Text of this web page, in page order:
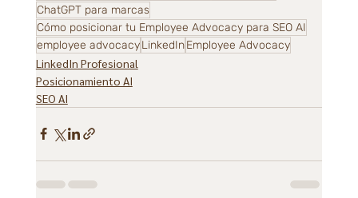
ChatGPT para marcas
Cómo posicionar tu Employee Advocacy para SEO AI
employee advocacyLinkedInEmployee Advocacy
LinkedIn Profesional
Posicionamiento AI
SEO AI